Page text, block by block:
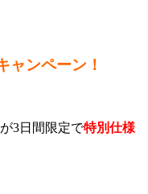
ャンペーン！
3日間限定で特別仕様